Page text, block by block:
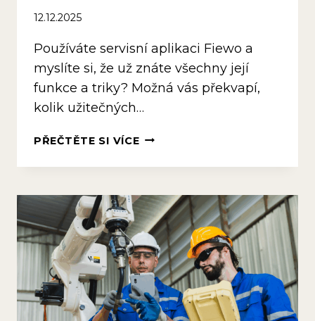
12.12.2025
Používáte servisní aplikaci Fiewo a
myslíte si, že už znáte všechny její
funkce a triky? Možná vás překvapí,
kolik užitečných…
PŘEČTĚTE SI VÍCE5
FUNKCÍ
KTERÉ
VÁM
UŠETŘÍ
SPOUSTU
ČASU